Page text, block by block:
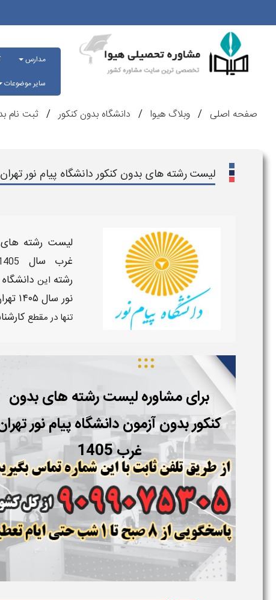
مدارس
سایر موضوعات
صفحه اصلی وبلاگ هیوا دانشگاه بدون کنکور ثبت نام
لیست رشته های بدون کنکور دانشگاه پیام نور
لیست رشته های
غرب
سال
رشته این دانشگاه
نور سال ۱۴۰۵
تنها در مقطع
برای مشاوره لیست رشته های بدون
کنکور بدون آزمون دانشگاه پیام نور
غرب 1405